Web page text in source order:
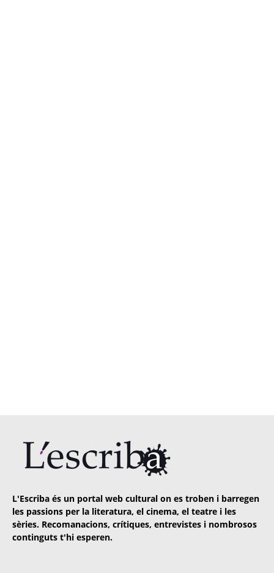
L'Escriba és un portal web cultural on es troben i barregen
les passions per la literatura, el cinema, el teatre i les
sèries. Recomanacions, crítiques, entrevistes i nombrosos
continguts t'hi esperen.